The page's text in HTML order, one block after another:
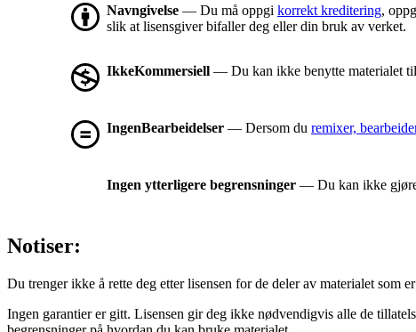
Navngivelse — Du må oppgi korrekt kreditering,
slik at lisensgiver bifaller deg eller din bruk av verket.
IkkeKommersiell — Du kan ikke benytte materialet til
IngenBearbeidelser — Dersom du remixer,
Ingen ytterligere begrensninger — Du kan ikke
Notiser:
Du trenger ikke å rette deg etter lisensen for de deler av materialet som
Ingen garantier er gitt. Lisensen gir deg ikke nødvendigvis alle de